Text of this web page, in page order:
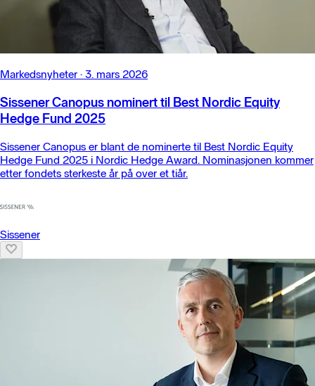
Markedsnyheter · 3. mars 2026
Sissener Canopus nominert til Best Nordic Equity
Hedge Fund 2025
Sissener Canopus er blant de nominerte til Best Nordic Equity
Hedge Fund 2025 i Nordic Hedge Award. Nominasjonen kommer
etter fondets sterkeste år på over et tiår.
Sissener